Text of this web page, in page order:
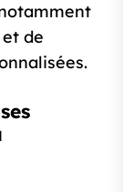
de